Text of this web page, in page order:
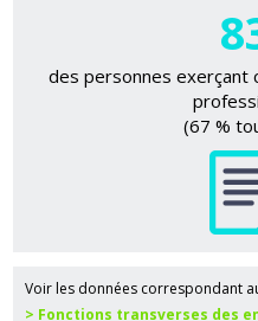
des personnes exerçant
(67 %
Voir les données correspondant
> Fonctions transverses des